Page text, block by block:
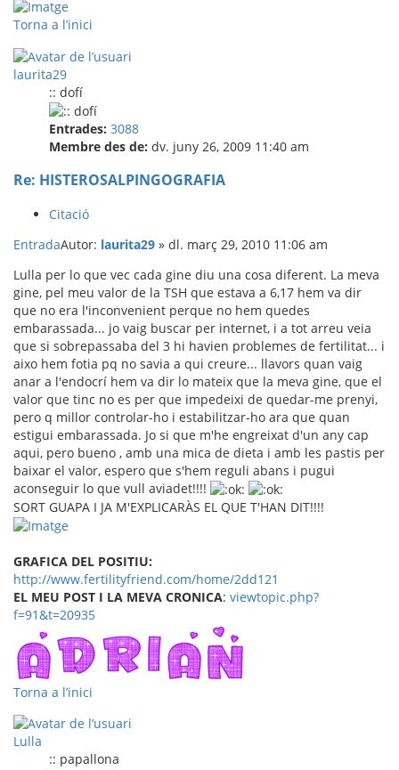
Torna a l’inici
laurita29
:: dofí
Entrades: 3088
Membre des de: dv. juny 26, 2009 11:40 am
Re: HISTEROSALPINGOGRAFIA
Citació
EntradaAutor: laurita29 » dl. març 29, 2010 11:06 am
Lulla per lo que vec cada gine diu una cosa diferent. La meva
gine, pel meu valor de la TSH que estava a 6,17 hem va dir
que no era l'inconvenient perque no hem quedes
embarassada... jo vaig buscar per internet, i a tot arreu veia
que si sobrepassaba del 3 hi havien problemes de fertilitat... i
aixo hem fotia pq no savia a qui creure... llavors quan vaig
anar a l'endocrí hem va dir lo mateix que la meva gine, que el
valor que tinc no es per que impedeixi de quedar-me prenyi,
pero q millor controlar-ho i estabilitzar-ho ara que quan
estigui embarassada. Jo si que m'he engreixat d'un any cap
aqui, pero bueno , amb una mica de dieta i amb les pastis per
baixar el valor, espero que s'hem reguli abans i pugui
aconseguir lo que vull aviadet!!!!
SORT GUAPA I JA M'EXPLICARÀS EL QUE T'HAN DIT!!!!
GRAFICA DEL POSITIU:
http://www.fertilityfriend.com/home/2dd121
EL MEU POST I LA MEVA CRONICA: viewtopic.php?
f=91&t=20935
Torna a l’inici
Lulla
:: papallona